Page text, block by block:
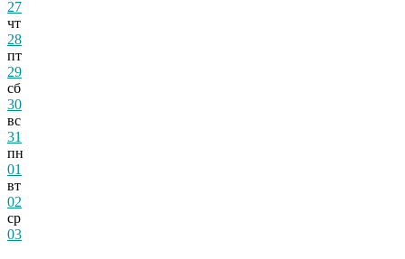
27
чт
28
пт
29
сб
30
вс
31
пн
01
вт
02
ср
03